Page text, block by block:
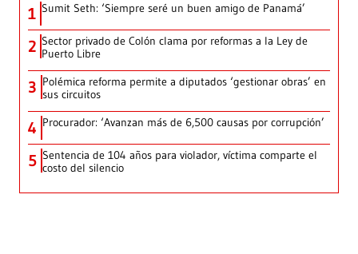
1 Sumit Seth: ‘Siempre seré un buen amigo de Panamá’
2 Sector privado de Colón clama por reformas a la Ley de
Puerto Libre
3 Polémica reforma permite a diputados ‘gestionar obras’ en
sus circuitos
4 Procurador: ‘Avanzan más de 6,500 causas por corrupción’
5 Sentencia de 104 años para violador, víctima comparte el
costo del silencio